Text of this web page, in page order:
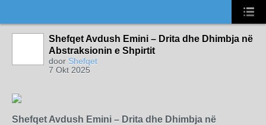
Shefqet Avdush Emini – Drita dhe Dhimbja në
Abstraksionin e Shpirtit
door Shefqet
7 Okt 2025
Shefqet Avdush Emini – Drita dhe Dhimbja në